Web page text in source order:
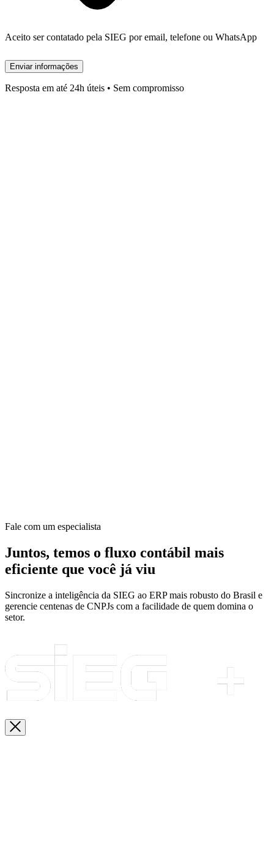
Aceito ser contatado pela SIEG por email, telefone ou WhatsApp
Enviar informações
Resposta em até 24h úteis • Sem compromisso
Fale com um especialista
Juntos, temos o fluxo contábil mais
eficiente que você já viu
Sincronize a inteligência da SIEG ao ERP mais robusto do Brasil e
gerencie centenas de CNPJs com a facilidade de quem domina o
setor.